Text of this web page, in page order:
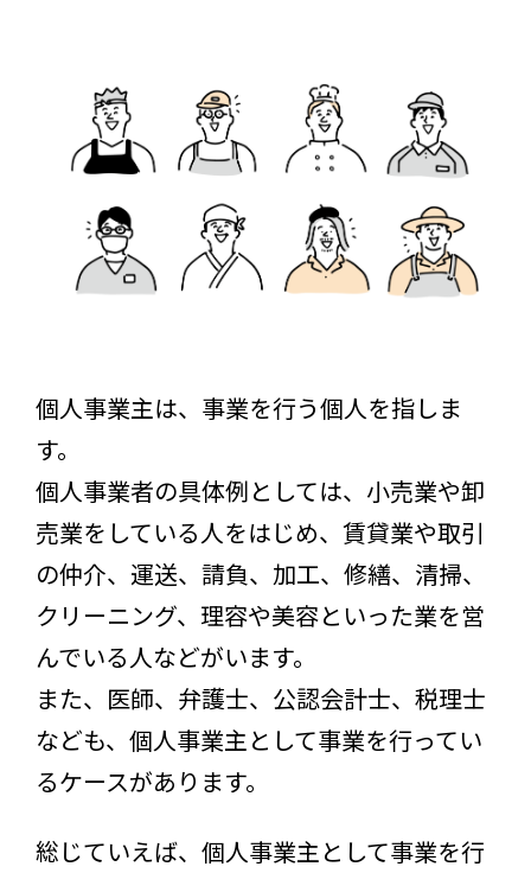
個人事業主は、事業を行う個人を指しま
す。
個人事業者の具体例としては、小売業や卸
売業をしている人をはじめ、賃貸業や取引
の仲介、運送、請負、加工、修繕、清掃、
クリーニング、理容や美容といった業を営
んでいる人などがいます。
また、医師、弁護士、公認会計士、税理士
なども、個人事業主として事業を行ってい
るケースがあります。
総じていえば、個人事業主として事業を行